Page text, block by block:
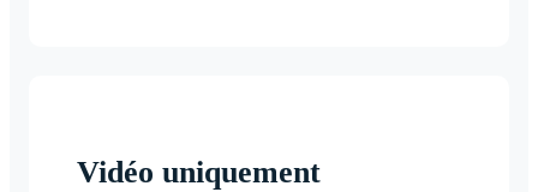
Vidéo uniquement